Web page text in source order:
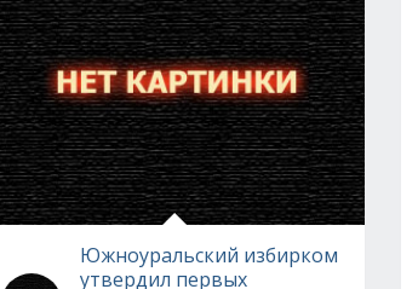
Южноуральский избирком
утвердил первых